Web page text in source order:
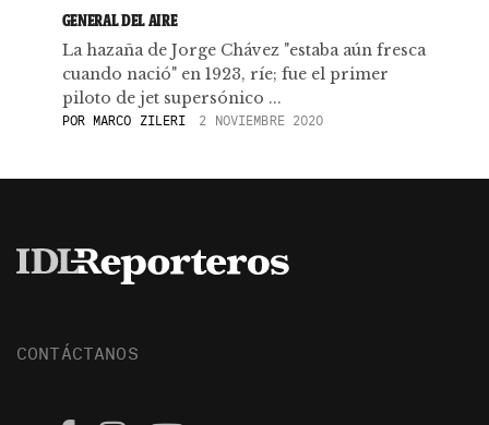
GENERAL DEL AIRE
La hazaña de Jorge Chávez "estaba aún fresca
cuando nació" en 1923, ríe; fue el primer
piloto de jet supersónico ...
PORMARCO ZILERI 2 NOVIEMBRE 2020
CONTÁCTANOS